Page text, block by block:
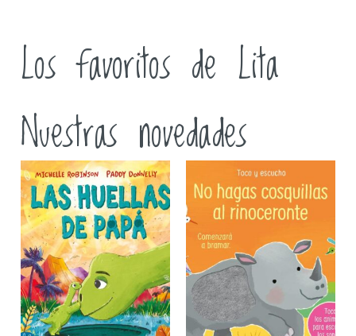
Los favoritos de Lita
Nuestras novedades